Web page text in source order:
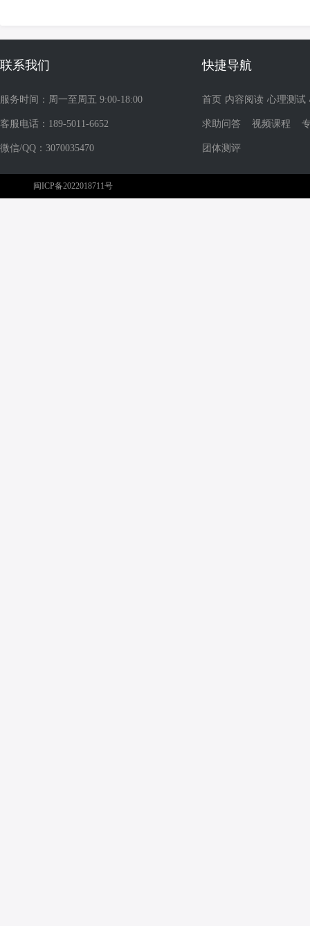
联系我们
服务时间：周一至周五 9:00-18:00
客服电话：189-5011-6652
微信/QQ：3070035470
快捷导航
首页 内容阅读 心理测试
求助问答 视频课程
团体测评
闽ICP备2022018711号